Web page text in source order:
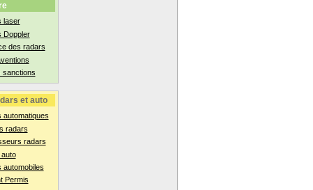
laser
Doppler
des radars
sanctions
et auto
automatiques
radars
radars
automobiles
Permis